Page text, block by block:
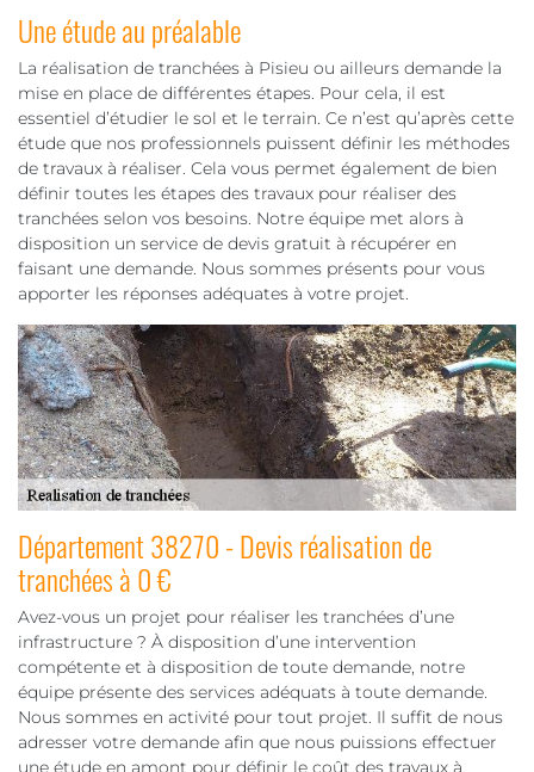
Une étude au préalable
La réalisation de tranchées à Pisieu ou ailleurs demande la
mise en place de différentes étapes. Pour cela, il est
essentiel d’étudier le sol et le terrain. Ce n’est qu’après cette
étude que nos professionnels puissent définir les méthodes
de travaux à réaliser. Cela vous permet également de bien
définir toutes les étapes des travaux pour réaliser des
tranchées selon vos besoins. Notre équipe met alors à
disposition un service de devis gratuit à récupérer en
faisant une demande. Nous sommes présents pour vous
apporter les réponses adéquates à votre projet.
Département 38270 - Devis réalisation de
tranchées à 0 €
Avez-vous un projet pour réaliser les tranchées d’une
infrastructure ? À disposition d’une intervention
compétente et à disposition de toute demande, notre
équipe présente des services adéquats à toute demande.
Nous sommes en activité pour tout projet. Il suffit de nous
adresser votre demande afin que nous puissions effectuer
une étude en amont pour définir le coût des travaux à